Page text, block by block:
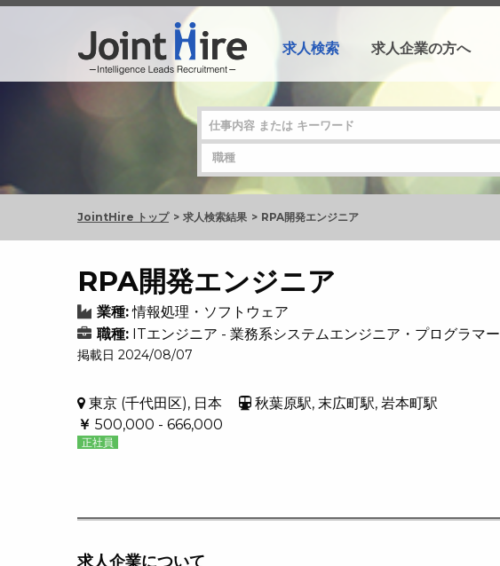
求人検索 求人企業の方へ
JointHire トップ 求人検索結果 RPA開発エンジニア
RPA開発エンジニア
業種: 情報処理・ソフトウェア
職種: ITエンジニア - 業務系システムエンジニア・プログラマー
掲載日 2024/08/07
東京 (千代田区), 日本
秋葉原駅, 末広町駅, 岩本町駅
￥ 500,000 - 666,000
正社員
求人企業について